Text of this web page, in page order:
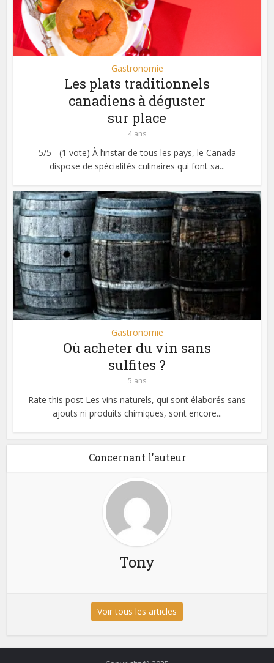
Gastronomie
Les plats traditionnels
canadiens à déguster
sur place
4 ans
5/5 - (1 vote) À l’instar de tous les pays, le Canada
dispose de spécialités culinaires qui font sa...
Gastronomie
Où acheter du vin sans
sulfites ?
5 ans
Rate this post Les vins naturels, qui sont élaborés sans
ajouts ni produits chimiques, sont encore...
Concernant l'auteur
Tony
Voir tous les articles